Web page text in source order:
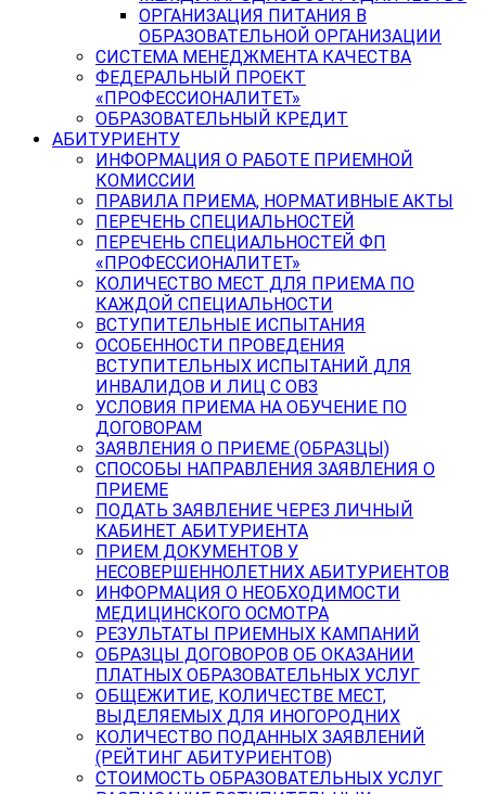
ОРГАНИЗАЦИЯ ПИТАНИЯ В
ОБРАЗОВАТЕЛЬНОЙ ОРГАНИЗАЦИИ
СИСТЕМА МЕНЕДЖМЕНТА КАЧЕСТВА
ФЕДЕРАЛЬНЫЙ ПРОЕКТ
«ПРОФЕССИОНАЛИТЕТ»
ОБРАЗОВАТЕЛЬНЫЙ КРЕДИТ
АБИТУРИЕНТУ
ИНФОРМАЦИЯ О РАБОТЕ ПРИЕМНОЙ
КОМИССИИ
ПРАВИЛА ПРИЕМА, НОРМАТИВНЫЕ АКТЫ
ПЕРЕЧЕНЬ СПЕЦИАЛЬНОСТЕЙ
ПЕРЕЧЕНЬ СПЕЦИАЛЬНОСТЕЙ ФП
«ПРОФЕССИОНАЛИТЕТ»
КОЛИЧЕСТВО МЕСТ ДЛЯ ПРИЕМА ПО
КАЖДОЙ СПЕЦИАЛЬНОСТИ
ВСТУПИТЕЛЬНЫЕ ИСПЫТАНИЯ
ОСОБЕННОСТИ ПРОВЕДЕНИЯ
ВСТУПИТЕЛЬНЫХ ИСПЫТАНИЙ ДЛЯ
ИНВАЛИДОВ И ЛИЦ С ОВЗ
УСЛОВИЯ ПРИЕМА НА ОБУЧЕНИЕ ПО
ДОГОВОРАМ
ЗАЯВЛЕНИЯ О ПРИЕМЕ (ОБРАЗЦЫ)
СПОСОБЫ НАПРАВЛЕНИЯ ЗАЯВЛЕНИЯ О
ПРИЕМЕ
ПОДАТЬ ЗАЯВЛЕНИЕ ЧЕРЕЗ ЛИЧНЫЙ
КАБИНЕТ АБИТУРИЕНТА
ПРИЕМ ДОКУМЕНТОВ У
НЕСОВЕРШЕННОЛЕТНИХ АБИТУРИЕНТОВ
ИНФОРМАЦИЯ О НЕОБХОДИМОСТИ
МЕДИЦИНСКОГО ОСМОТРА
РЕЗУЛЬТАТЫ ПРИЕМНЫХ КАМПАНИЙ
ОБРАЗЦЫ ДОГОВОРОВ ОБ ОКАЗАНИИ
ПЛАТНЫХ ОБРАЗОВАТЕЛЬНЫХ УСЛУГ
ОБЩЕЖИТИЕ, КОЛИЧЕСТВЕ МЕСТ,
ВЫДЕЛЯЕМЫХ ДЛЯ ИНОГОРОДНИХ
КОЛИЧЕСТВО ПОДАННЫХ ЗАЯВЛЕНИЙ
(РЕЙТИНГ АБИТУРИЕНТОВ)
СТОИМОСТЬ ОБРАЗОВАТЕЛЬНЫХ УСЛУГ